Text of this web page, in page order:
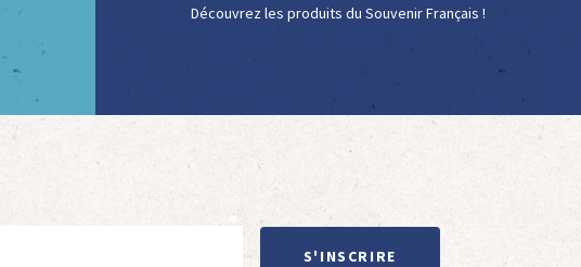
Découvrez les produits du Souvenir Français !
S'INSCRIRE